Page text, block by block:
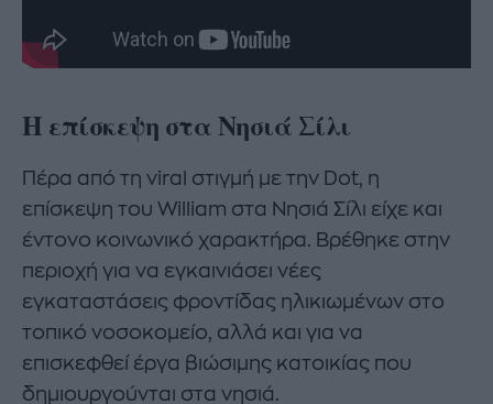
Η επίσκεψη στα Νησιά Σίλι
Πέρα από τη viral στιγμή με την Dot, η
επίσκεψη του William στα Νησιά Σίλι είχε και
έντονο κοινωνικό χαρακτήρα. Βρέθηκε στην
περιοχή για να εγκαινιάσει νέες
εγκαταστάσεις φροντίδας ηλικιωμένων στο
τοπικό νοσοκομείο, αλλά και για να
επισκεφθεί έργα βιώσιμης κατοικίας που
δημιουργούνται στα νησιά.